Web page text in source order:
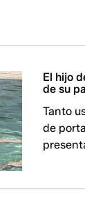
El hijo
de su
Tanto
de